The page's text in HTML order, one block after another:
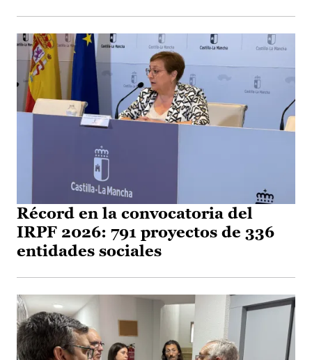
Récord en la convocatoria del
IRPF 2026: 791 proyectos de 336
entidades sociales